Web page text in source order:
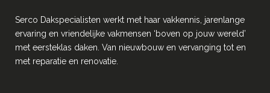
Serco Dakspecialisten werkt met haar vakkennis, jarenlange
ervaring en vriendelĳke vakmensen ‘boven op jouw wereld’
met eersteklas daken. Van nieuwbouw en vervanging tot en
met reparatie en renovatie.